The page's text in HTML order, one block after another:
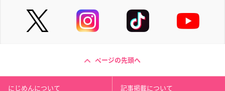
ページの先頭へ
にじめんについて 記事掲載について